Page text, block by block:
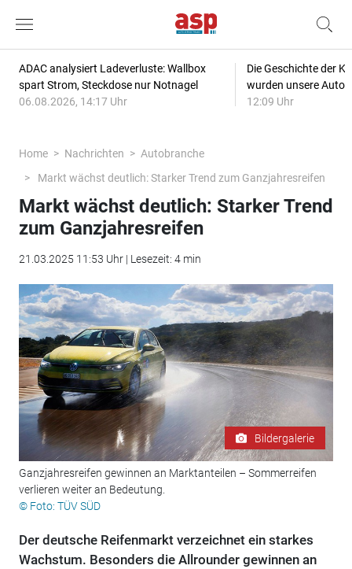
ADAC analysiert Ladeverluste: Wallbox
spart Strom, Steckdose nur Notnagel
06.08.2026, 14:17 Uhr
Die Geschichte der
wurden unsere
12:09 Uhr
Home Nachrichten
Autobranche
Markt wächst deutlich: Starker Trend zum Ganzjahresreifen
Markt wächst deutlich: Starker Trend
zum Ganzjahresreifen
21.03.2025 11:53 Uhr | Lesezeit: 4 min
Bildergalerie
Ganzjahresreifen gewinnen an Marktanteilen – Sommerreifen
verlieren weiter an Bedeutung.
© Foto: TÜV SÜD
Der deutsche Reifenmarkt verzeichnet ein starkes
Wachstum. Besonders die Allrounder gewinnen an